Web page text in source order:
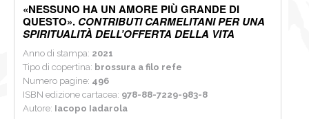
«NESSUNO HA UN AMORE PIÙ GRANDE DI
QUESTO». CONTRIBUTI CARMELITANI PER UNA
SPIRITUALITÀ DELL’OFFERTA DELLA VITA
Anno di stampa: 2021
Tipo di copertina: brossura a filo refe
Numero pagine: 496
ISBN edizione cartacea: 978-88-7229-983-8
Autore: Iacopo Iadarola